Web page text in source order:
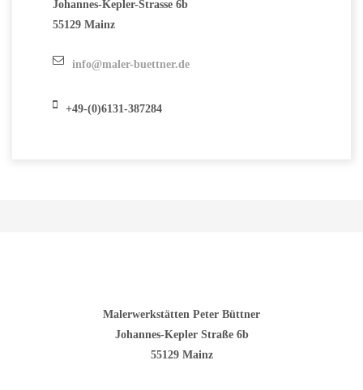
Johannes-Kepler-Strasse 6b
55129 Mainz
info@maler-buettner.de
+49-(0)6131-387284
Malerwerkstätten Peter Büttner
Johannes-Kepler Straße 6b
55129 Mainz